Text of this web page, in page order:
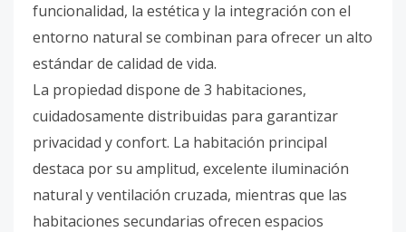
funcionalidad, la estética y la integración con el
entorno natural se combinan para ofrecer un alto
estándar de calidad de vida.
La propiedad dispone de 3 habitaciones,
cuidadosamente distribuidas para garantizar
privacidad y confort. La habitación principal
destaca por su amplitud, excelente iluminación
natural y ventilación cruzada, mientras que las
habitaciones secundarias ofrecen espacios